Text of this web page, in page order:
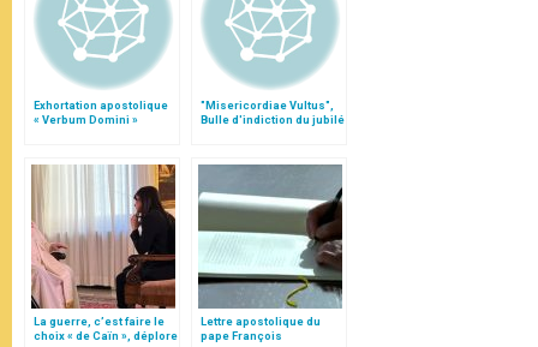
Exhortation apostolique
« Verbum Domini »
"Misericordiae Vultus",
Bulle d'indiction du jubilé
La guerre, c’est faire le
choix « de Caïn », déplore
Lettre apostolique du
pape François